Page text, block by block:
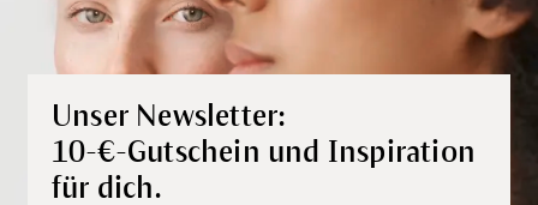
Unser Newsletter:
10-€-Gutschein und Inspiration
für dich.